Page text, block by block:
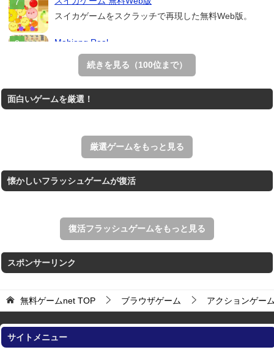
スイカゲームをスクラッチで再現した無料Web版。
Mahjong Real
リアルな麻雀牌を使う18種類の上海ゲーム。
王国を構築していく放置系のシミュレーションゲーム。
すべての矢印を画面外へ導くパズルゲーム。
続きを見る（100位まで）
面白いゲームを厳選！
厳選ゲームをもっと見る
懐かしいフラッシュゲームが復活
復活フラッシュゲームをもっと見る
スポンサーリンク
無料ゲームnet TOP ブラウザゲーム アクションゲー
サイトメニュー